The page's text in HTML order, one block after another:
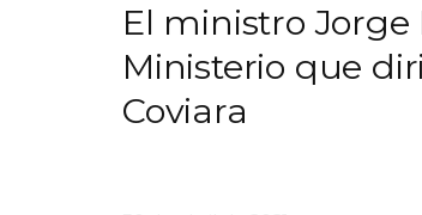
El ministro
Ministerio que
Coviara